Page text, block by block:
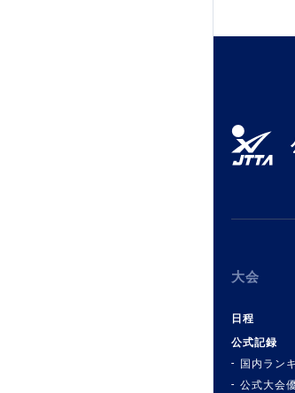
大会
日程
公式記録
国内ラン
公式大会